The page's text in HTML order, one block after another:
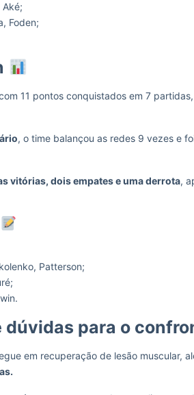
Foden;
11 pontos conquistados em 7
, o time balançou as redes 9 vezes e
vitórias, dois empates e uma derrota,
Patterson;
para o
em recuperação de lesão muscular,